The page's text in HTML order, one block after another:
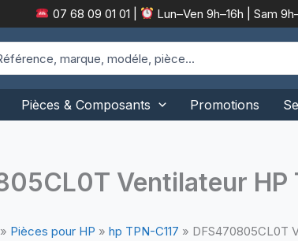
07 68 09 01 01 Lun–Ven 9h–16h | Sam
Pièces & Composants Promotions
Ventilateur HP
» Pièces pour HP » hp TPN-C117 » DFS470805CL0T